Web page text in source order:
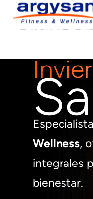
Wellness,
integrales
bienestar.